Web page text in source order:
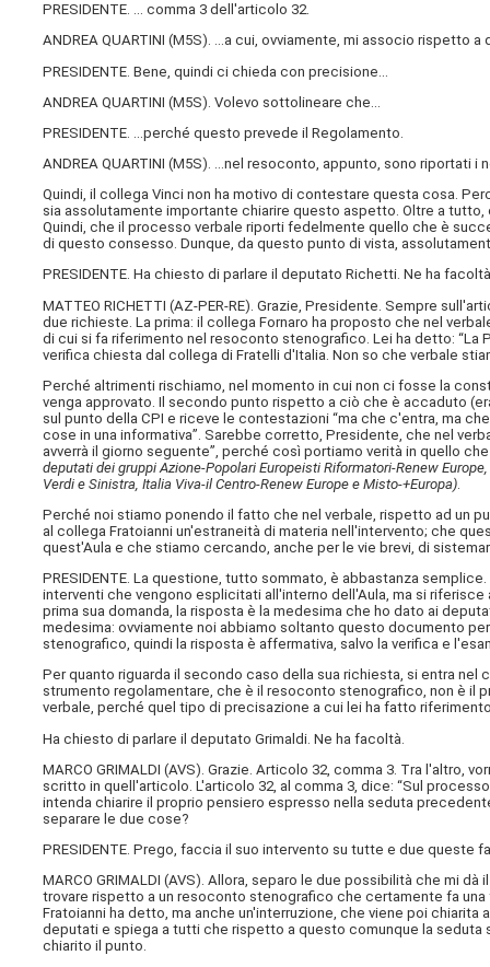
PRESIDENTE. … comma 3 dell'articolo 32.
ANDREA QUARTINI (M5S). …a cui, ovviamente, mi associo rispetto a
PRESIDENTE. Bene, quindi ci chieda con precisione…
ANDREA QUARTINI (M5S). Volevo sottolineare che…
PRESIDENTE. …perché questo prevede il Regolamento.
ANDREA QUARTINI (M5S). …nel resoconto, appunto, sono riportati i
Quindi, il collega Vinci non ha motivo di contestare questa cosa.
sia assolutamente importante chiarire questo aspetto. Oltre a tutto,
Quindi, che il processo verbale riporti fedelmente quello che è
di questo consesso. Dunque, da questo punto di vista,
PRESIDENTE. Ha chiesto di parlare il deputato Richetti. Ne ha
MATTEO RICHETTI (AZ-PER-RE). Grazie, Presidente. Sempre
due richieste. La prima: il collega Fornaro ha proposto che nel
di cui si fa riferimento nel resoconto stenografico. Lei ha detto:
verifica chiesta dal collega di Fratelli d'Italia. Non so che verbale
Perché altrimenti rischiamo, nel momento in cui non ci fosse la
venga approvato. Il secondo punto rispetto a ciò che è accaduto
sul punto della CPI e riceve le contestazioni “ma che c'entra, ma
cose in una informativa”. Sarebbe corretto, Presidente, che nel
avverrà il giorno seguente”, perché così portiamo verità in quello
deputati dei gruppi Azione-Popolari Europeisti Riformatori-Renew
Verdi e Sinistra, Italia Viva-il Centro-Renew Europe e Misto-+Europa)
Perché noi stiamo ponendo il fatto che nel verbale, rispetto ad un
al collega Fratoianni un'estraneità di materia nell'intervento; che
quest'Aula e che stiamo cercando, anche per le vie brevi, di
PRESIDENTE. La questione, tutto sommato, è abbastanza
interventi che vengono esplicitati all'interno dell'Aula, ma si
prima sua domanda, la risposta è la medesima che ho dato ai
medesima: ovviamente noi abbiamo soltanto questo documento
stenografico, quindi la risposta è affermativa, salvo la verifica e
Per quanto riguarda il secondo caso della sua richiesta, si entra
strumento regolamentare, che è il resoconto stenografico, non è il
verbale, perché quel tipo di precisazione a cui lei ha fatto
Ha chiesto di parlare il deputato Grimaldi. Ne ha facoltà.
MARCO GRIMALDI (AVS). Grazie. Articolo 32, comma 3. Tra l'altro,
scritto in quell'articolo. L'articolo 32, al comma 3, dice: “Sul
intenda chiarire il proprio pensiero espresso nella seduta
separare le due cose?
PRESIDENTE. Prego, faccia il suo intervento su tutte e due
MARCO GRIMALDI (AVS). Allora, separo le due possibilità che mi dà
trovare rispetto a un resoconto stenografico che certamente fa
Fratoianni ha detto, ma anche un'interruzione, che viene poi
deputati e spiega a tutti che rispetto a questo comunque la
chiarito il punto.